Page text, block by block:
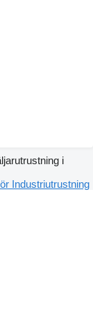
i
Industriutrustning